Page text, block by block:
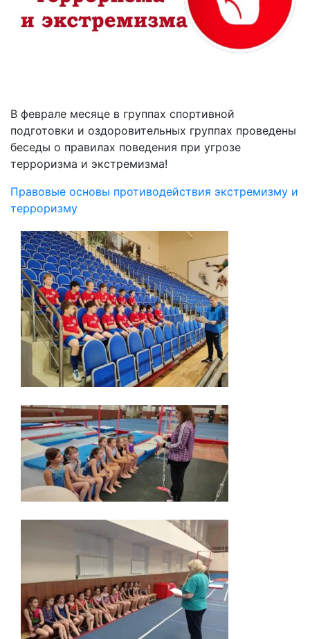
В феврале месяце в группах спортивной
подготовки и оздоровительных группах проведены
беседы о правилах поведения при угрозе
терроризма и экстремизма!
Правовые основы противодействия экстремизму и
терроризму